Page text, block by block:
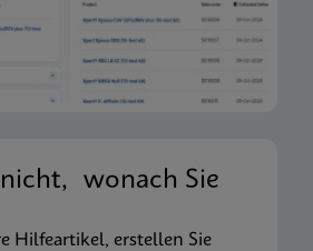
wonach Sie
Hilfeartikel, erstellen Sie